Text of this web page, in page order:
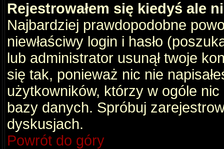
Rejestrowałem się kiedyś ale
Najbardziej prawdopodobne
niewłaściwy login i hasło
lub administrator usunął twoje
się tak, ponieważ nic nie
użytkowników, którzy w ogóle
bazy danych. Spróbuj
dyskusjach.
Powrót do góry